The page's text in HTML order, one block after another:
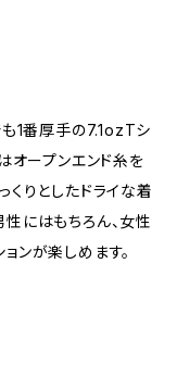
1番厚手の7.1ozTシ
オープンエンド糸を
くりとしたドライな着
にはもちろん、女性
ンが楽しめます。